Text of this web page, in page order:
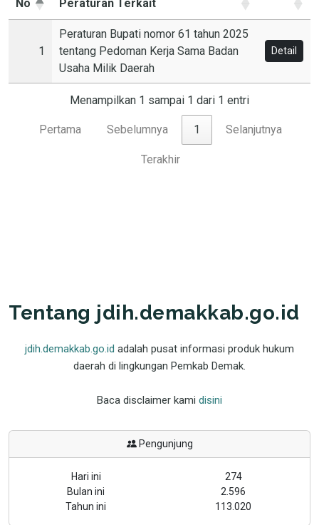
No Peraturan Terkait
1
Peraturan Bupati nomor 61 tahun 2025
tentang Pedoman Kerja Sama Badan
Usaha Milik Daerah
Detail
Menampilkan 1 sampai 1 dari 1 entri
Pertama Sebelumnya 1 Selanjutnya
Terakhir
Tentang jdih.demakkab.go.id
jdih.demakkab.go.id adalah pusat informasi produk hukum
daerah di lingkungan Pemkab Demak.
Baca disclaimer kami disini
Pengunjung
Hari ini
274
Bulan ini
2.596
Tahun ini
113.020